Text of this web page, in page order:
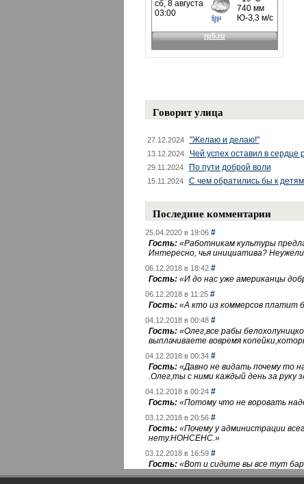
Говорит улица
27.12.2024 "Желаю и делаю!"
13.12.2024 Чей успех оставил в сердце
29.11.2024 По пути доброй воли
15.11.2024 С чем обратились бы к
Последние комментарии
25.04.2020 в 19:06 #
Гость: «Работникам культуры
Интересно, чья инициатива?
06.12.2018 в 18:42 #
Гость: «И до нас уже американцы
06.12.2018 в 11:25 #
Гость: «А кто из коммерсов платит
04.12.2018 в 00:48 #
Гость: «Олег,все рабы
выплачиваете вовремя
04.12.2018 в 00:34 #
Гость: «Давно не видать почему то
.Олег,ты с ними каждый день за руку
04.12.2018 в 00:24 #
Гость: «Потому что не воровать
03.12.2018 в 20:56 #
Гость: «Почему у администрации
нету.НОНСЕНС.»
03.12.2018 в 16:59 #
Гость: «Вот и сидите вы все тут